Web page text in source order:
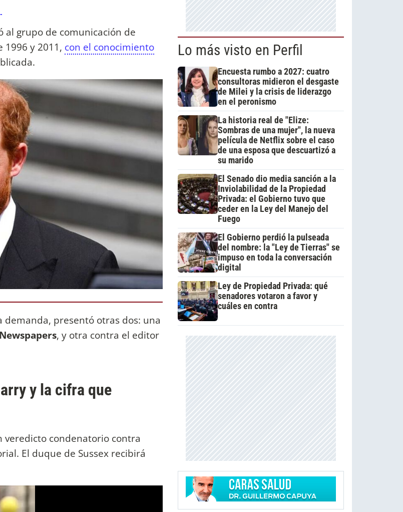
al grupo de comunicación de
y 2011, con el conocimiento
presentó otras dos: una
, y otra contra el editor
y la cifra que
veredicto condenatorio contra
El duque de Sussex recibirá
Lo más visto en Perfil
Encuesta rumbo a 2027: cuatro
consultoras midieron el desgaste
de Milei y la crisis de liderazgo
en el peronismo
La historia real de "Elize:
Sombras de una mujer", la nueva
película de Netflix sobre el caso
de una esposa que descuartizó a
su marido
El Senado dio media sanción a la
Inviolabilidad de la Propiedad
Privada: el Gobierno tuvo que
ceder en la Ley del Manejo del
Fuego
El Gobierno perdió la pulseada
del nombre: la "Ley de Tierras" se
impuso en toda la conversación
digital
Ley de Propiedad Privada: qué
senadores votaron a favor y
cuáles en contra